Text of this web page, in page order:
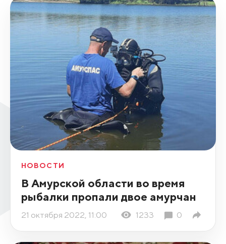
НОВОСТИ
В Амурской области во время
рыбалки пропали двое амурчан
21 октября 2022, 11:00 1233 0